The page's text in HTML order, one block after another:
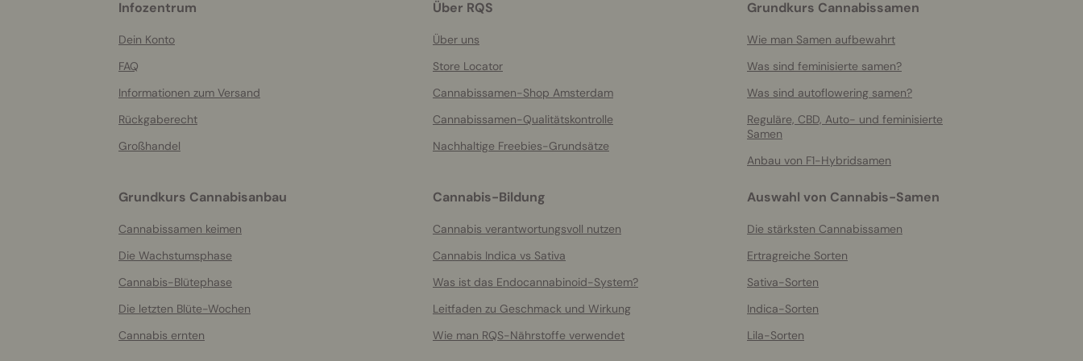
Infozentrum
Dein Konto
FAQ
Informationen zum Versand
Rückgaberecht
Großhandel
Über RQS
Über uns
Store Locator
Cannabissamen-Shop Amsterdam
Cannabissamen-Qualitätskontrolle
Nachhaltige Freebies-Grundsätze
Grundkurs Cannabissamen
Wie man Samen aufbewahrt
Was sind feminisierte samen?
Was sind autoflowering samen?
Reguläre, CBD, Auto- und feminisierte
Samen
Anbau von F1-Hybridsamen
Grundkurs Cannabisanbau
Cannabissamen keimen
Die Wachstumsphase
Cannabis-Blütephase
Die letzten Blüte-Wochen
Cannabis ernten
Cannabis-Bildung
Cannabis verantwortungsvoll nutzen
Cannabis Indica vs Sativa
Was ist das Endocannabinoid-System?
Leitfaden zu Geschmack und Wirkung
Wie man RQS-Nährstoffe verwendet
Auswahl von Cannabis-Samen
Die stärksten Cannabissamen
Ertragreiche Sorten
Sativa-Sorten
Indica-Sorten
Lila-Sorten